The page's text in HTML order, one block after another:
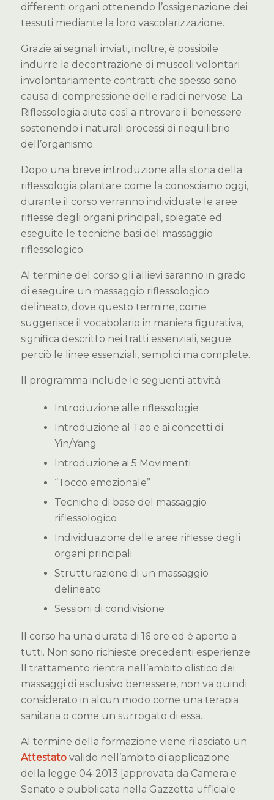
differenti organi ottenendo l’ossigenazione dei
tessuti mediante la loro vascolarizzazione.
Grazie ai segnali inviati, inoltre, è possibile
indurre la decontrazione di muscoli volontari
involontariamente contratti che spesso sono
causa di compressione delle radici nervose. La
Riflessologia aiuta così a ritrovare il benessere
sostenendo i naturali processi di riequilibrio
dell’organismo.
Dopo una breve introduzione alla storia della
riflessologia plantare come la conosciamo oggi,
durante il corso verranno individuate le aree
riflesse degli organi principali, spiegate ed
eseguite le tecniche basi del massaggio
riflessologico.
Al termine del corso gli allievi saranno in grado
di eseguire un massaggio riflessologico
delineato, dove questo termine, come
suggerisce il vocabolario in maniera figurativa,
significa descritto nei tratti essenziali, segue
perciò le linee essenziali, semplici ma complete.
Il programma include le seguenti attività:
Introduzione alle riflessologie
Introduzione al Tao e ai concetti di
Yin/Yang
Introduzione ai 5 Movimenti
“Tocco emozionale”
Tecniche di base del massaggio
riflessologico
Individuazione delle aree riflesse degli
organi principali
Strutturazione di un massaggio
delineato
Sessioni di condivisione
Il corso ha una durata di 16 ore ed è aperto a
tutti. Non sono richieste precedenti esperienze.
Il trattamento rientra nell’ambito olistico dei
massaggi di esclusivo benessere, non va quindi
considerato in alcun modo come una terapia
sanitaria o come un surrogato di essa.
Al termine della formazione viene rilasciato un
Attestatovalido nell’ambito di applicazione
della legge 04-2013 [approvata da Camera e
Senato e pubblicata nella Gazzetta ufficiale